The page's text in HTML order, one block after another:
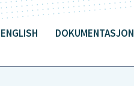
ENGLISH DOKUMENTASJON